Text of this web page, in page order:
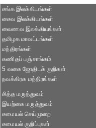
சங்க இலக்கியங்கள்
சைவ இலக்கியங்கள்
வைணவ இலக்கியங்கள்
தமிழக மாவட்டங்கள்
மந்திரங்கள்
கணிதப் பஞ்சாங்கம்
5 வகை ஜோதிடக் குறிகள்
நவக்கிரக மந்திரங்கள்
சித்த மருத்துவம்
இயற்கை மருத்துவம்
சமையல் செய்முறை
சமையல் குறிப்புகள்